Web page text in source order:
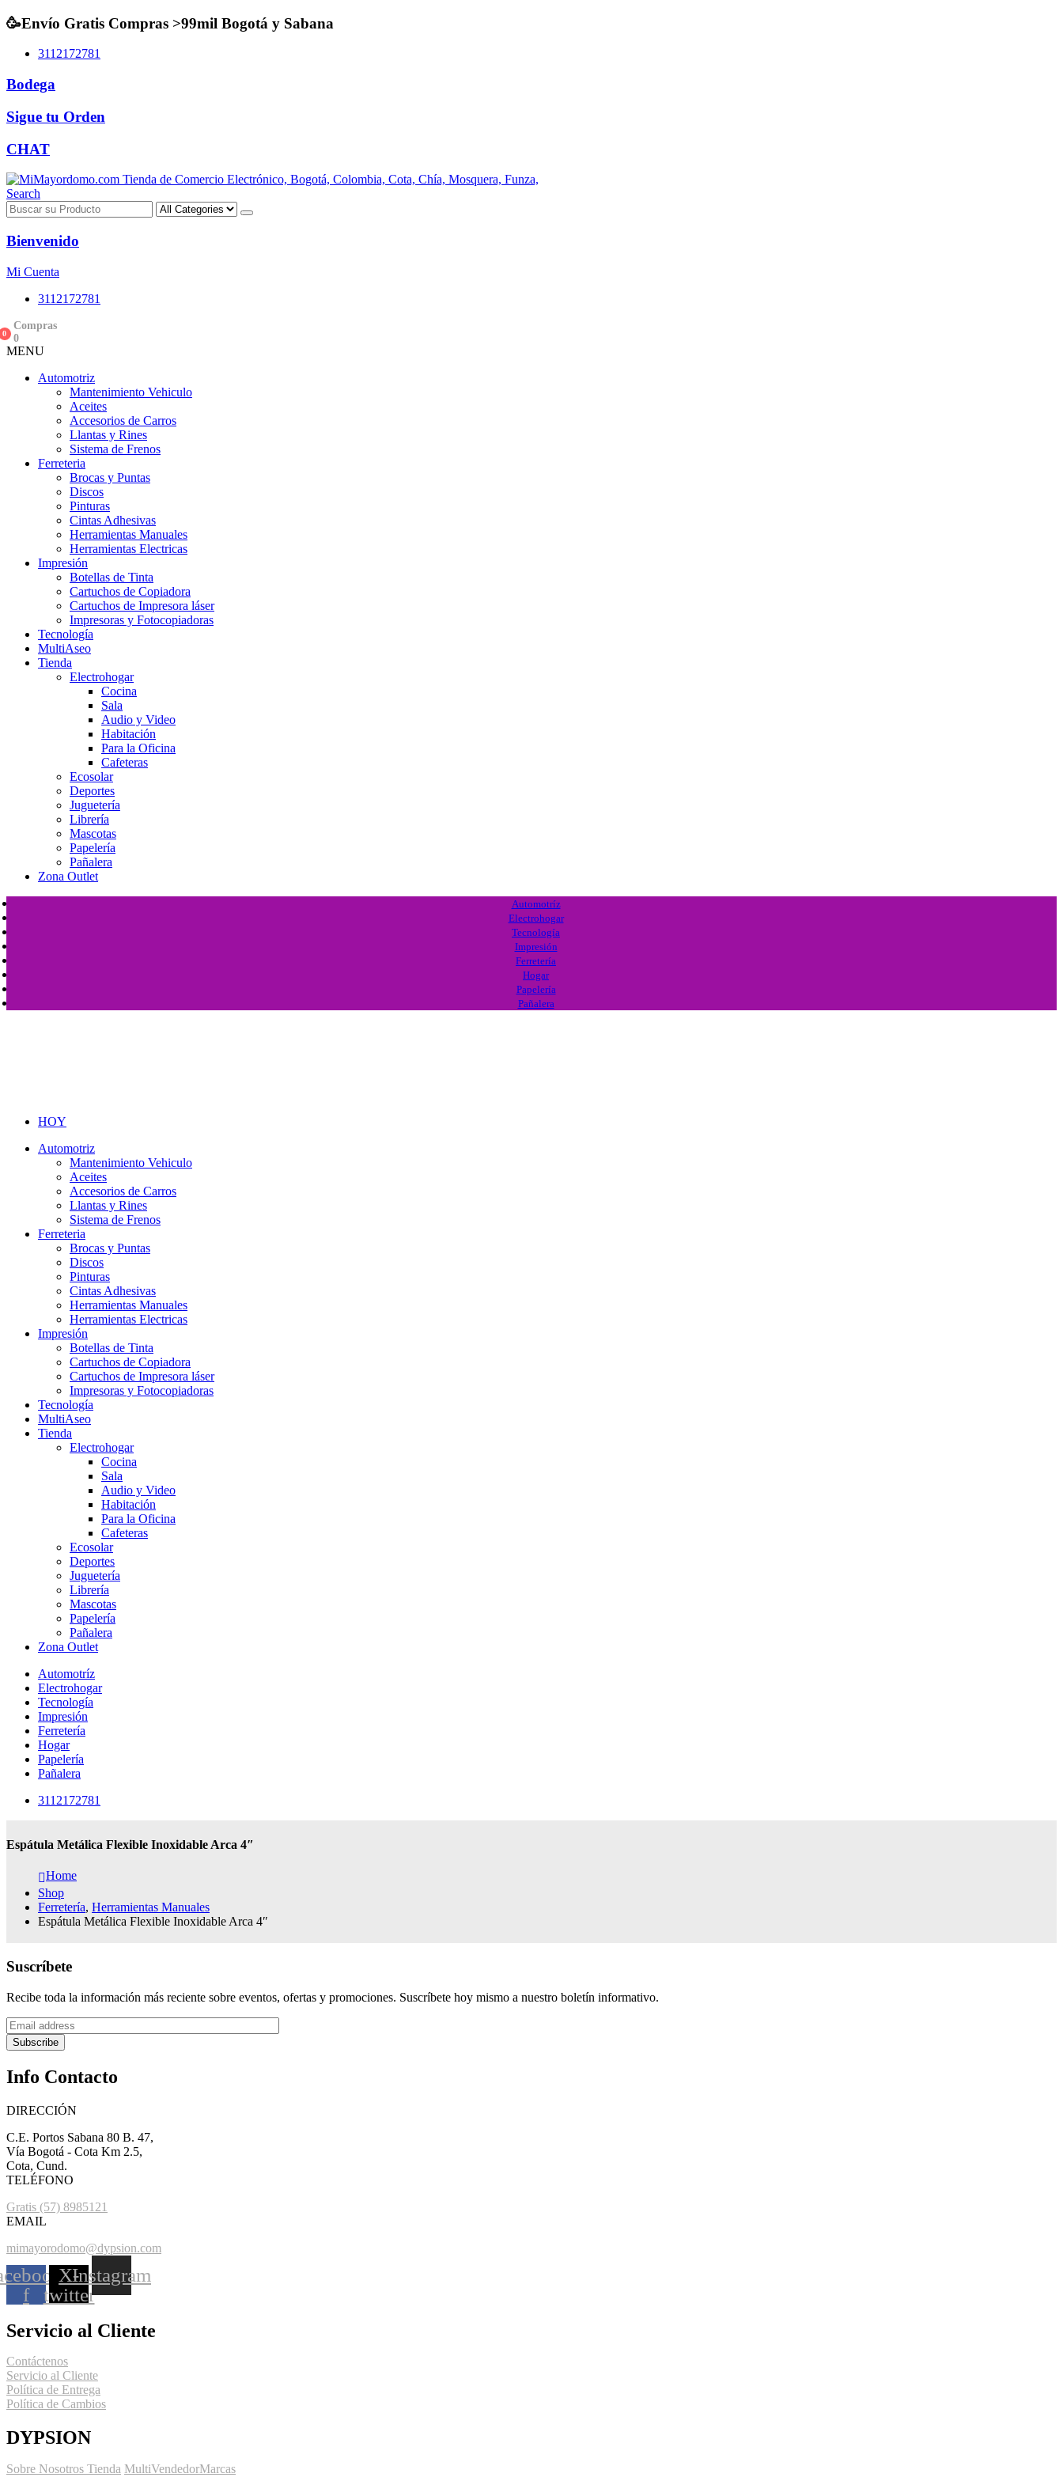
🥳Envío Gratis Compras >99mil Bogotá y Sabana
3112172781
Bodega
Sigue tu Orden
CHAT
Search
Bienvenido
Mi Cuenta
3112172781
0
Compras
0
MENU
Automotriz
Mantenimiento Vehiculo
Aceites
Accesorios de Carros
Llantas y Rines
Sistema de Frenos
Ferreteria
Brocas y Puntas
Discos
Pinturas
Cintas Adhesivas
Herramientas Manuales
Herramientas Electricas
Impresión
Botellas de Tinta
Cartuchos de Copiadora
Cartuchos de Impresora láser
Impresoras y Fotocopiadoras
Tecnología
MultiAseo
Tienda
Electrohogar
Cocina
Sala
Audio y Video
Habitación
Para la Oficina
Cafeteras
Ecosolar
Deportes
Juguetería
Librería
Mascotas
Papelería
Pañalera
Zona Outlet
Automotríz
Electrohogar
Tecnología
Impresión
Ferretería
Hogar
Papelería
Pañalera
HOY
Automotriz
Mantenimiento Vehiculo
Aceites
Accesorios de Carros
Llantas y Rines
Sistema de Frenos
Ferreteria
Brocas y Puntas
Discos
Pinturas
Cintas Adhesivas
Herramientas Manuales
Herramientas Electricas
Impresión
Botellas de Tinta
Cartuchos de Copiadora
Cartuchos de Impresora láser
Impresoras y Fotocopiadoras
Tecnología
MultiAseo
Tienda
Electrohogar
Cocina
Sala
Audio y Video
Habitación
Para la Oficina
Cafeteras
Ecosolar
Deportes
Juguetería
Librería
Mascotas
Papelería
Pañalera
Zona Outlet
Automotríz
Electrohogar
Tecnología
Impresión
Ferretería
Hogar
Papelería
Pañalera
3112172781
Espátula Metálica Flexible Inoxidable Arca 4″
Home
Shop
Ferretería, Herramientas Manuales
Espátula Metálica Flexible Inoxidable Arca 4″
Suscríbete
Recibe toda la información más reciente sobre eventos, ofertas y promociones. Suscríbete hoy mismo a nuestro boletín informativo.
Subscribe
Info Contacto
DIRECCIÓN
C.E. Portos Sabana 80 B. 47,
Vía Bogotá - Cota Km 2.5,
Cota, Cund.
TELÉFONO
Gratis (57) 8985121
EMAIL
mimayorodomo@dypsion.com
f
X-
twitter
Instagram
Servicio al Cliente
Contáctenos
Servicio al Cliente
Política de Entrega
Política de Cambios
DYPSION
Sobre Nosotros Tienda MultiVendedorMarcas